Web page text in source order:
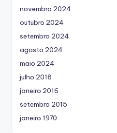
novembro 2024
outubro 2024
setembro 2024
agosto 2024
maio 2024
julho 2018
janeiro 2016
setembro 2015
janeiro 1970